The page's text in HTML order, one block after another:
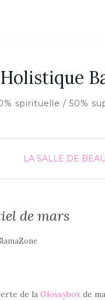
Holistique
spirituelle / 50%
LA SALLE DE
de mars
de la Glossybox de